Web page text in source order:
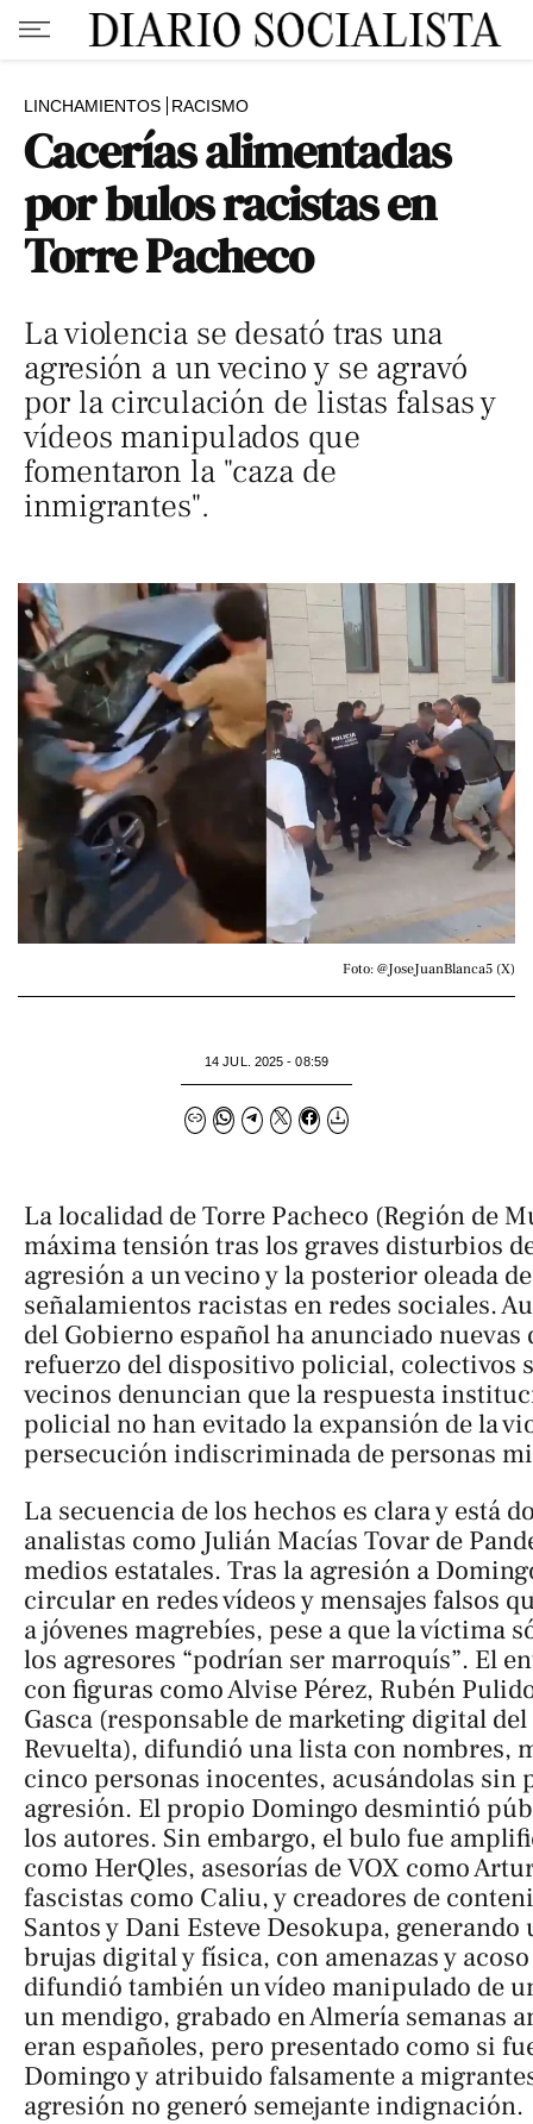
LINCHAMIENTOS RACISMO
Cacerías alimentadas
por bulos racistas en
Torre Pacheco
La violencia se desató tras una
agresión a un vecino y se agravó
por la circulación de listas falsas y
vídeos manipulados que
fomentaron la "caza de
inmigrantes".
Foto: @JoseJuanBlanca5 (X)
14 JUL. 2025 - 08:59
La localidad de Torre Pacheco (Región de
máxima tensión tras los graves disturbios
agresión a un vecino y la posterior oleada
señalamientos racistas en redes sociales.
del Gobierno español ha anunciado nuevas
refuerzo del dispositivo policial, colectivos
vecinos denuncian que la respuesta
policial no han evitado la expansión de la
persecución indiscriminada de personas
La secuencia de los hechos es clara y está
analistas como Julián Macías Tovar de
medios estatales. Tras la agresión a
circular en redes vídeos y mensajes falsos
a jóvenes magrebíes, pese a que la víctima
los agresores “podrían ser marroquís”. El
con figuras como Alvise Pérez, Rubén
Gasca (responsable de marketing digital
Revuelta), difundió una lista con nombres,
cinco personas inocentes, acusándolas sin
agresión. El propio Domingo desmintió
los autores. Sin embargo, el bulo fue
como HerQles, asesorías de VOX como
fascistas como Caliu, y creadores de
Santos y Dani Esteve Desokupa, generando
brujas digital y física, con amenazas y acoso
difundió también un vídeo manipulado de
un mendigo, grabado en Almería semanas
eran españoles, pero presentado como si
Domingo y atribuido falsamente a
agresión no generó semejante indignación.